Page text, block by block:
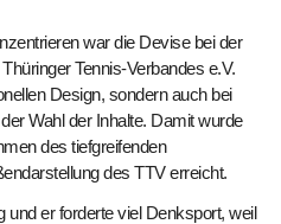
war die Devise bei der
Tennis-Verbandes e.V.
Design, sondern auch bei
Wahl der Inhalte. Damit wurde
des tiefgreifenden
des TTV erreicht.
und er forderte viel Denksport, weil